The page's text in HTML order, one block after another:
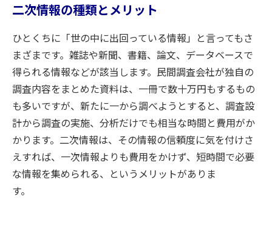
二次情報の種類とメリット
ひとくちに「世の中に出回っている情報」と言ってもさ
まざまです。雑誌や新聞、書籍、論文、データベースで
得られる情報などが該当します。民間調査会社が独自の
調査内容をまとめた資料は、一冊で数十万円もするもの
も多いですが、新たに一から調べようとすると、調査設
計から調査の実施、分析だけでも相当な時間と費用がか
かります。二次情報は、その情報の信頼度に気を付けさ
えすれば、一次情報よりも費用をかけず、短時間で必要
な情報を集められる、というメリットがありま
す。